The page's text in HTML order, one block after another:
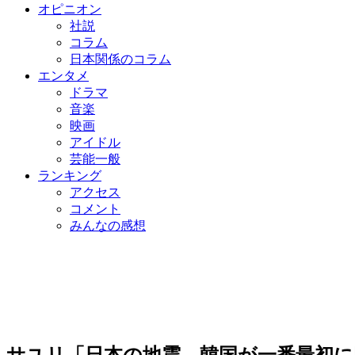
オピニオン
社説
コラム
日本関係のコラム
エンタメ
ドラマ
音楽
映画
アイドル
芸能一般
ランキング
アクセス
コメント
みんなの感想